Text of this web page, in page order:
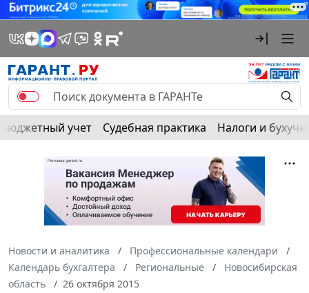
Бюджетный учет Судебная практика Налоги и
Новости и аналитика
Профессиональные календари
Календарь бухгалтера
Региональные
Новосибирская
область
26 октября 2015